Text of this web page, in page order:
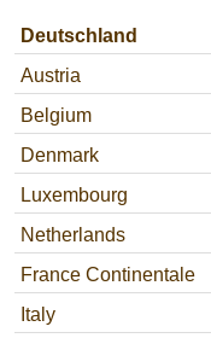
Deutschland
Austria
Belgium
Denmark
Luxembourg
Netherlands
France Continentale
Italy